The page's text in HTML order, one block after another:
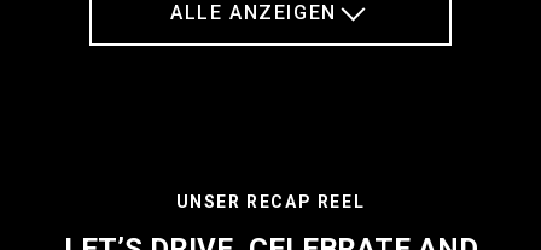
ALLE ANZEIGEN
UNSER RECAP REEL